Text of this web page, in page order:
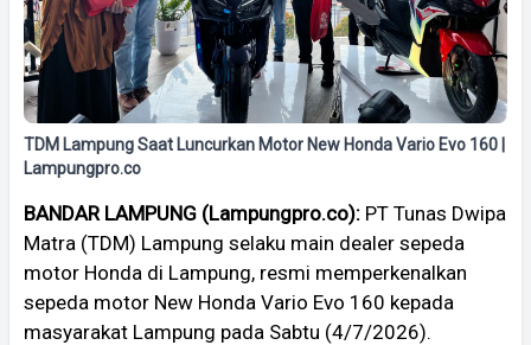
TDM Lampung Saat Luncurkan Motor New Honda Vario Evo 160 |
Lampungpro.co
BANDAR LAMPUNG (Lampungpro.co): PT Tunas Dwipa
Matra (TDM) Lampung selaku main dealer sepeda
motor Honda di Lampung, resmi memperkenalkan
sepeda motor New Honda Vario Evo 160 kepada
masyarakat Lampung pada Sabtu (4/7/2026).